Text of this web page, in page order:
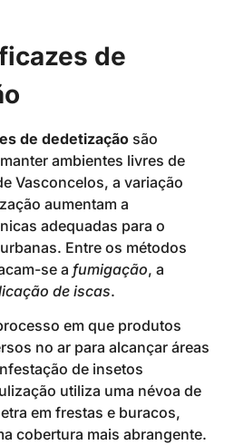
de
de dedetização são
ambientes livres de
Vasconcelos, a variação
aumentam a
adequadas para o
Entre os métodos
se a fumigação, a
de iscas.
em que produtos
no ar para alcançar áreas
de insetos
utiliza uma névoa de
em frestas e buracos,
cobertura mais abrangente.